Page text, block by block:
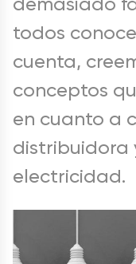
todos
cuenta,
conceptos
en cuanto a
distribuidora
electricidad.